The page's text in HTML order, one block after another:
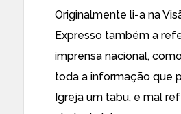
Originalmente li-a na
Expresso também a
imprensa nacional,
toda a informação que
Igreja um tabu, e mal